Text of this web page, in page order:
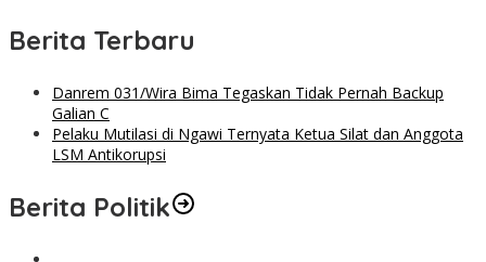
Berita Terbaru
Danrem 031/Wira Bima Tegaskan Tidak Pernah Backup
Galian C
Pelaku Mutilasi di Ngawi Ternyata Ketua Silat dan Anggota
LSM Antikorupsi
Berita Politik